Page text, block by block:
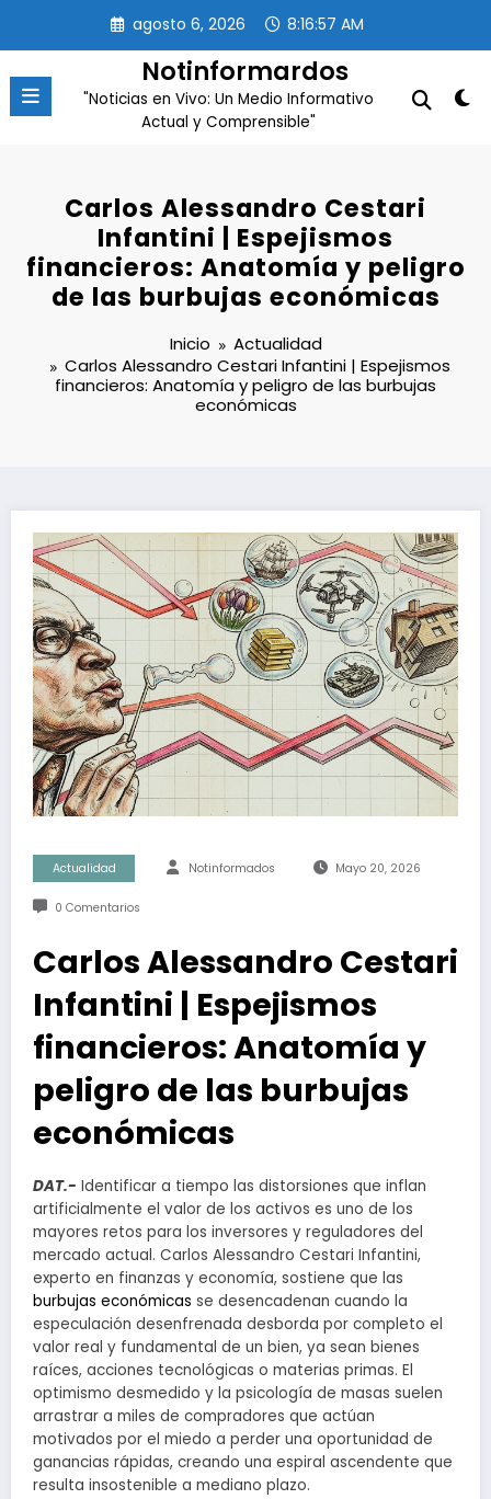
contenido
agosto 6, 2026 8:16:57 AM
Notinformardos
"Noticias en Vivo: Un Medio Informativo
Actual y Comprensible"
Carlos Alessandro Cestari
Infantini | Espejismos
financieros: Anatomía y peligro
de las burbujas económicas
Inicio
Actualidad
Carlos Alessandro Cestari Infantini | Espejismos
financieros: Anatomía y peligro de las burbujas
económicas
Actualidad Notinformados Mayo 20, 2026
0 Comentarios
Carlos Alessandro Cestari
Infantini | Espejismos
financieros: Anatomía y
peligro de las burbujas
económicas
DAT.- Identificar a tiempo las distorsiones que inflan
artificialmente el valor de los activos es uno de los
mayores retos para los inversores y reguladores del
mercado actual. Carlos Alessandro Cestari Infantini,
experto en finanzas y economía, sostiene que las
burbujas económicas se desencadenan cuando la
especulación desenfrenada desborda por completo el
valor real y fundamental de un bien, ya sean bienes
raíces, acciones tecnológicas o materias primas. El
optimismo desmedido y la psicología de masas suelen
arrastrar a miles de compradores que actúan
motivados por el miedo a perder una oportunidad de
ganancias rápidas, creando una espiral ascendente que
resulta insostenible a mediano plazo.